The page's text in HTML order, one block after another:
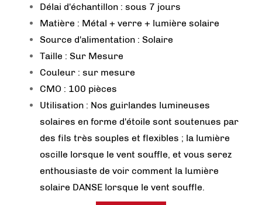
Délai d'échantillon : sous 7 jours
Matière : Métal + verre + lumière solaire
Source d'alimentation : Solaire
Taille : Sur Mesure
Couleur : sur mesure
CMO : 100 pièces
Utilisation : Nos guirlandes lumineuses
solaires en forme d'étoile sont soutenues par
des fils très souples et flexibles ; la lumière
oscille lorsque le vent souffle, et vous serez
enthousiaste de voir comment la lumière
solaire DANSE lorsque le vent souffle.